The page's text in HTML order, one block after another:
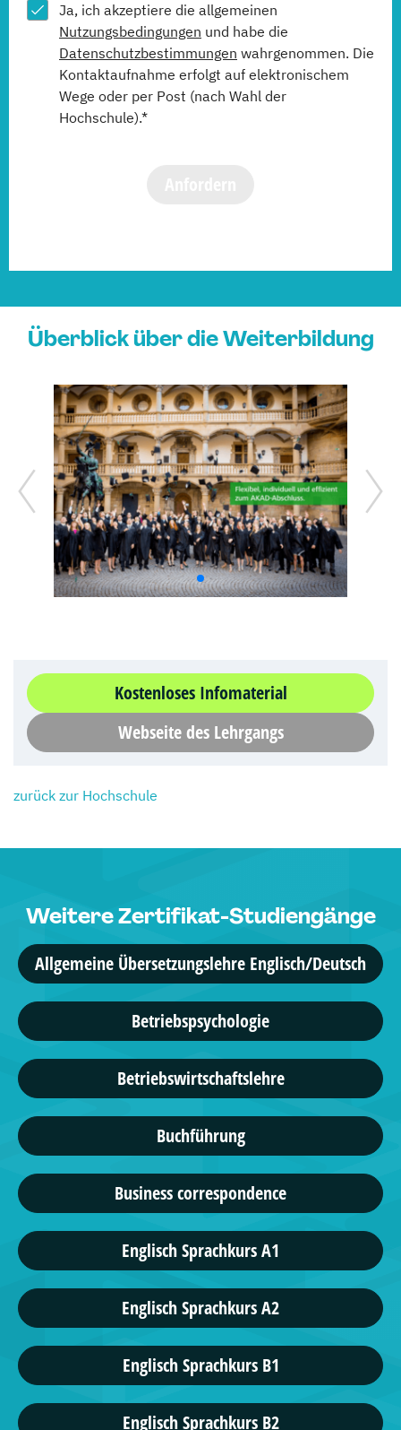
Ja, ich akzeptiere die allgemeinen
Nutzungsbedingungen und habe die
Datenschutzbestimmungen wahrgenommen. Die
Kontaktaufnahme erfolgt auf elektronischem
Wege oder per Post (nach Wahl der
Hochschule).*
Überblick über die Weiterbildung
Kostenloses Infomaterial
Webseite des Lehrgangs
zurück zur Hochschule
Weitere Zertifikat-Studiengänge
Allgemeine Übersetzungslehre Englisch/Deutsch
Betriebspsychologie
Betriebswirtschaftslehre
Buchführung
Business correspondence
Englisch Sprachkurs A1
Englisch Sprachkurs A2
Englisch Sprachkurs B1
Englisch Sprachkurs B2